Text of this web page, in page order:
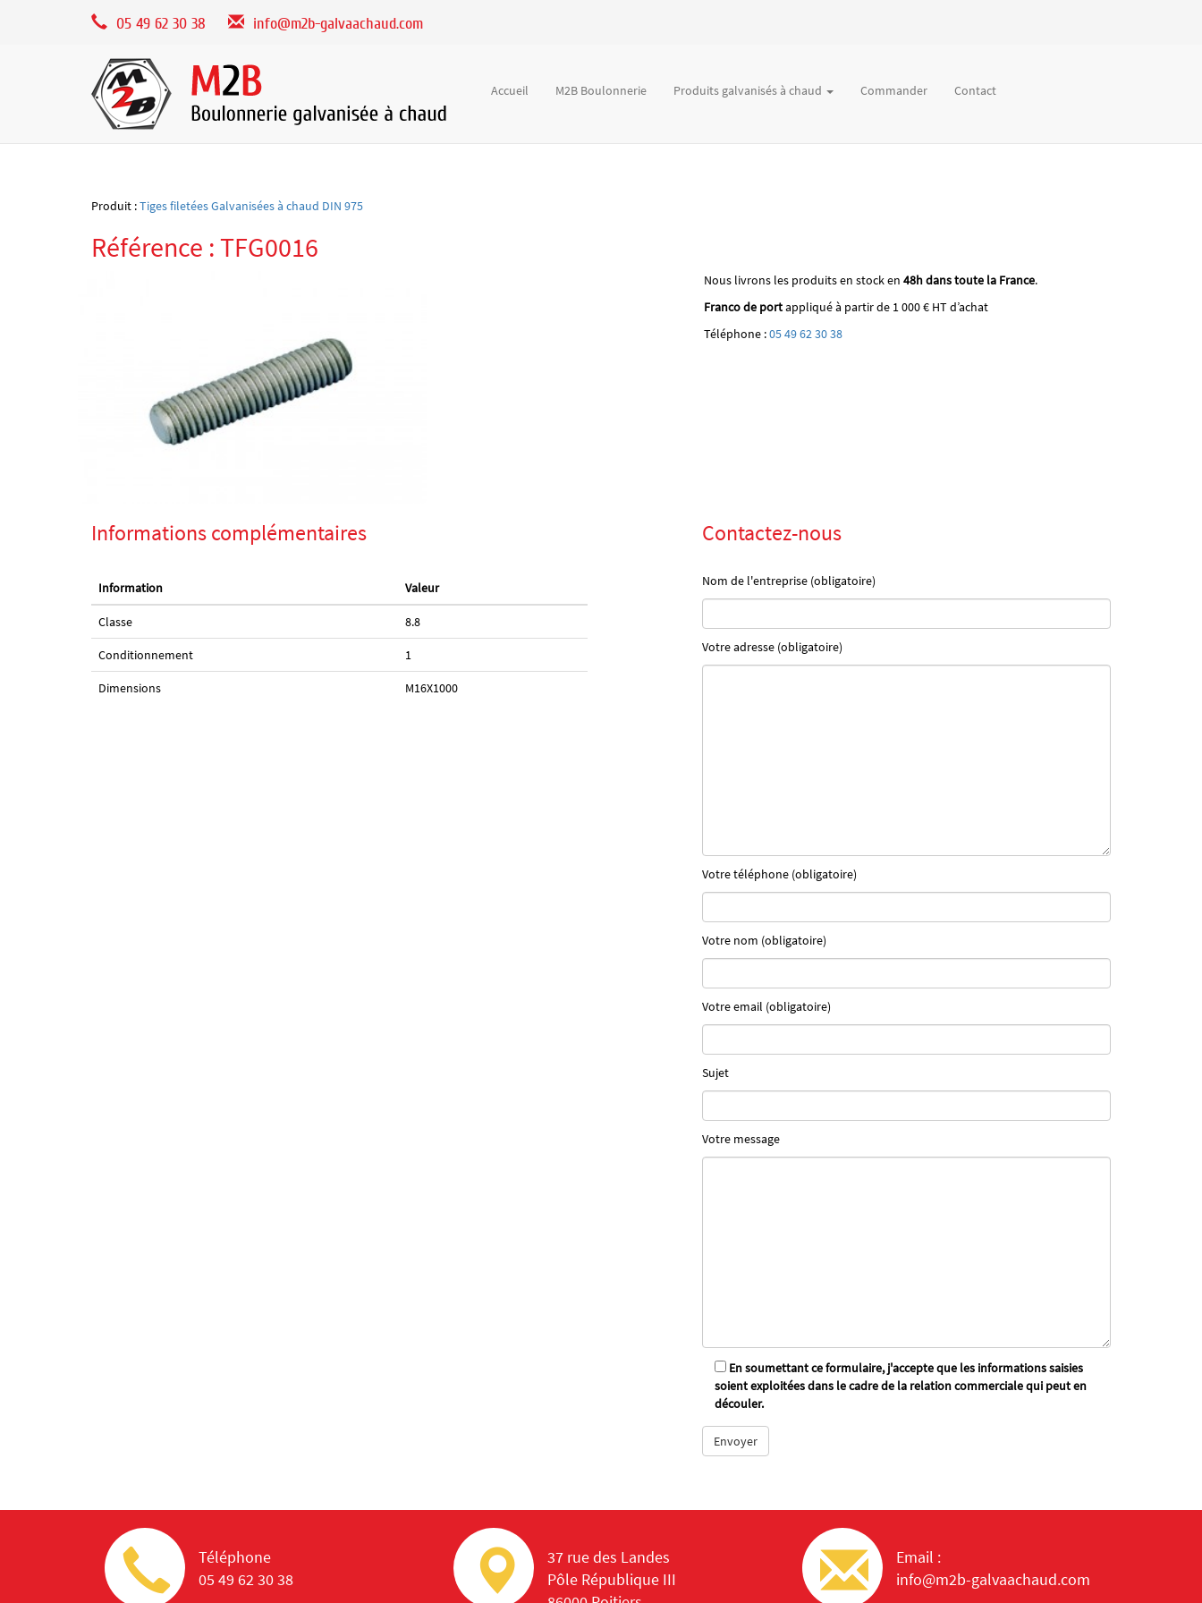
05 49 62 30 38 info@m2b-galvaachaud.com
Accueil M2B Boulonnerie Produits galvanisés à chaud Commander Contact
Produit :Tiges filetées Galvanisées à chaud DIN 975
Référence : TFG0016
Nous livrons les produits en stock en 48h dans toute la France.
Franco de portappliqué à partir de 1 000 € HT d’achat
Téléphone :05 49 62 30 38
Informations complémentaires
Information Valeur
Classe 8.8
Conditionnement 1
Dimensions M16X1000
Contactez-nous
Nom de l'entreprise (obligatoire)
Votre adresse (obligatoire)
Votre téléphone (obligatoire)
Votre nom (obligatoire)
Votre email (obligatoire)
Sujet
Votre message
En soumettant ce formulaire, j'accepte que les informations saisies
soient exploitées dans le cadre de la relation commerciale qui peut en
découler.
Téléphone
05 49 62 30 38
37 rue des Landes
Pôle République III
Email :
info@m2b-galvaachaud.com